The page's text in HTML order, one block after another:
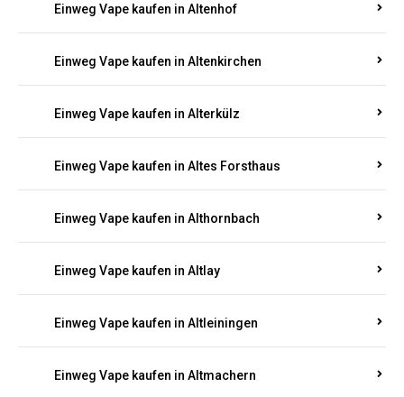
Einweg Vape kaufen in Altenhof
Einweg Vape kaufen in Altenkirchen
Einweg Vape kaufen in Alterkülz
Einweg Vape kaufen in Altes Forsthaus
Einweg Vape kaufen in Althornbach
Einweg Vape kaufen in Altlay
Einweg Vape kaufen in Altleiningen
Einweg Vape kaufen in Altmachern